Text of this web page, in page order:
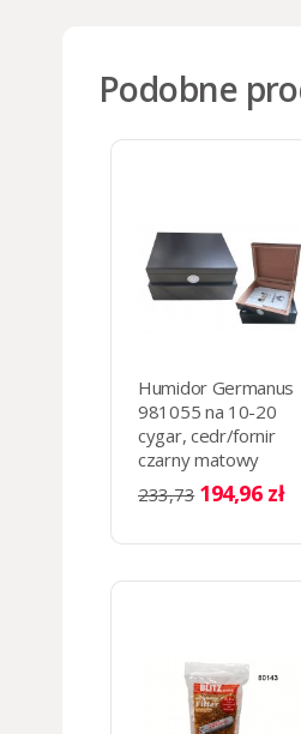
Podobne
Humidor Germanus
981055 na 10-20
cygar, cedr/fornir
czarny matowy
26x22x6.5 cm
233,73 194,96 zł